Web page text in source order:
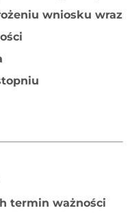
wniosku wraz
termin ważności